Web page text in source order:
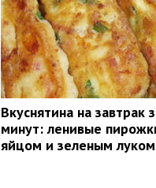
Вкуснятина на завтрак
минут: ленивые
яйцом и зеленым луком